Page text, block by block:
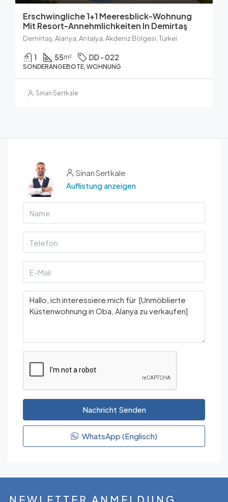
Erschwingliche 1+1 Meeresblick-Wohnung
Mit Resort-Annehmlichkeiten In Demirtaş
Demirtaş, Alanya, Antalya, Akdeniz Bölgesi, Türkei
1 55m² DD - 022
SONDERANGEBOTE, WOHNUNG
Sinan Sertkale
Sinan Sertkale
Auflistung anzeigen
Nachricht Senden
WhatsApp (Englisch)
NEWLETTER ANMELDUNG